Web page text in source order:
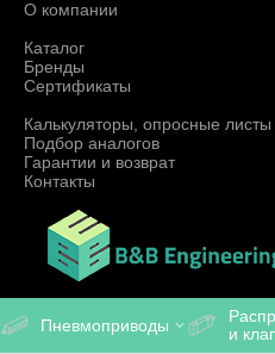
О компании
Каталог
Бренды
Сертификаты
Калькуляторы, опросные листы
Подбор аналогов
Гарантии и возврат
Контакты
Пневмоприводы
и